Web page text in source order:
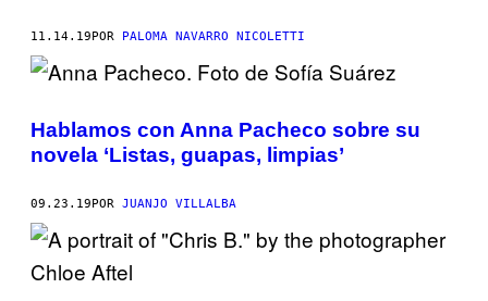
11.14.19POR PALOMA NAVARRO NICOLETTI
Hablamos con Anna Pacheco sobre su
novela ‘Listas, guapas, limpias’
09.23.19 POR JUANJO VILLALBA